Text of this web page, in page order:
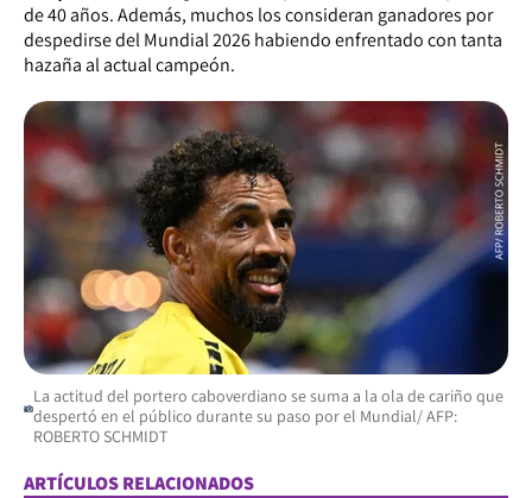
de 40 años. Además, muchos los consideran ganadores por
despedirsedel Mundial 2026 habiendo enfrentado con tanta
hazaña al actual campeón.
La actitud del portero caboverdiano se suma a la ola de cariño que
despertó en el público durante su paso por el Mundial/ AFP:
ROBERTO SCHMIDT
ARTÍCULOS RELACIONADOS